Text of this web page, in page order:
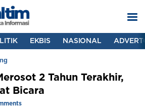
EKBIS NASIONAL
2 Tahun Terakhir,
Bicara